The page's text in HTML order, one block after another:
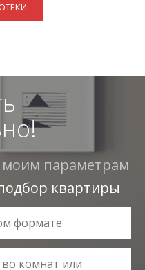
моим параметрам
квартиры